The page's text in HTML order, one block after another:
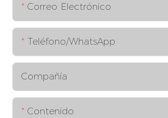
Correo Electrónico
Teléfono/WhatsApp
Compañía
Contenido